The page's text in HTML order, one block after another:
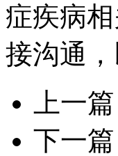
症疾病
接沟通
上一篇
下一篇